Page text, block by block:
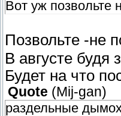
Вот уж позвольте
Позвольте -не
В августе будя
Будет на что
Quote (Mij-gan)
раздельные